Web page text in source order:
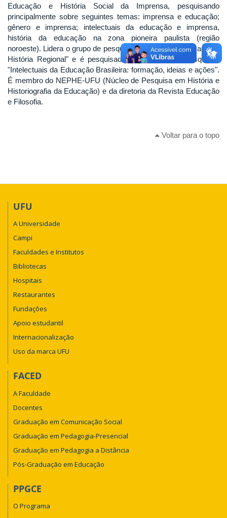
Educação e História Social da Imprensa, pesquisando
principalmente sobre seguintes temas: imprensa e educação;
gênero e imprensa; intelectuais da educação e imprensa,
história da educação na zona pioneira paulista (região
noroeste). Lidera o grupo de pesquisas "História da Educação e
História Regional" e é pesquisadora do Grupo de Pesquisas
"Intelectuais da Educação Brasileira: formação, ideias e ações".
É membro do NEPHE-UFU (Núcleo de Pesquisa em História e
Historiografia da Educação) e da diretoria da Revista Educação
e Filosofia.
Voltar para o topo
UFU
A Universidade
Campi
Faculdades e Institutos
Bibliotecas
Hospitais
Restaurantes
Fundações
Apoio estudantil
Internacionalização
Uso da marca UFU
FACED
A Faculdade
Docentes
Graduação em Comunicação Social
Graduação em Pedagogia-Presencial
Graduação em Pedagogia a Distância
Pós-Graduação em Educação
PPGCE
O Programa